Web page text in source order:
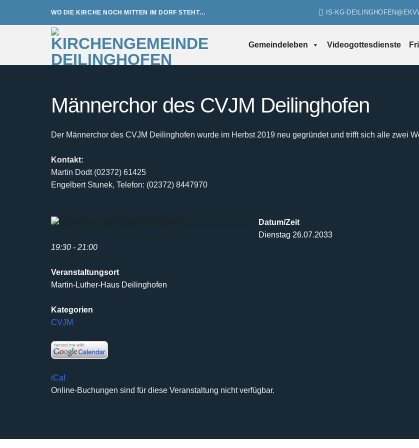
WO DIE KIRCHE NOCH MITTEN IM DORF STEHT… IS-KG-
Gemeindeleben Videogottesdienste
Männerchor des CVJM Deilinghofen
Der Männerchor des CVJM Deilinghofen wurde im Herbst 2019 neu gegründet und trifft sich alle zwei
Kontakt:
Martin Dodt (02372) 61425
Engelbert Stunek, Telefon: (02372) 8447970
Datum/Zeit
Dienstag 26.07.2033
19:30 - 21:00
Veranstaltungsort
Martin-Luther-Haus Deilinghofen
Kategorien
CVJM
iCal
Online-Buchungen sind für diese Veranstaltung nicht verfügbar.